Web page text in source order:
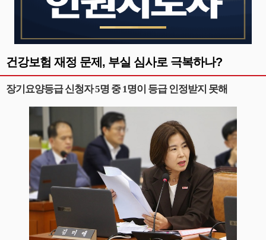
건강보험 재정 문제, 부실 심사로 극복하나?
장기요양등급 신청자 5명 중 1명이 등급 인정받지 못해